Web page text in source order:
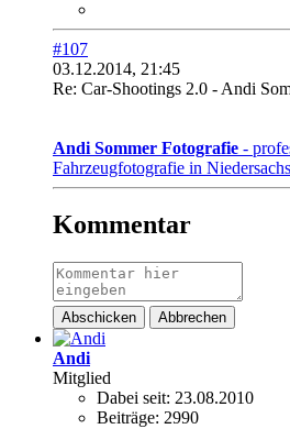
#107
03.12.2014, 21:45
Re: Car-Shootings 2.0 - Andi
Andi Sommer Fotografie -
Fahrzeugfotografie in
Kommentar
Abschicken Abbrechen
Andi
Mitglied
Dabei seit: 23.08.2010
Beiträge: 2990